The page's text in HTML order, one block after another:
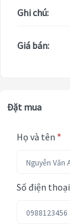
Ghi chú:
Giá bán:
Đặt mua
Họ và tên *
Số điện thoại